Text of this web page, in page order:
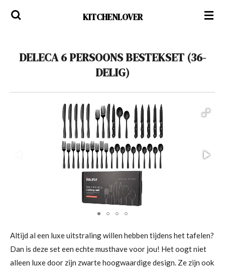
Ga
KITCHENLOVER
DELECA 6 PERSOONS BESTEKSET (36-
DELIG)
Altijd al een luxe uitstraling willen hebben tijdens het tafelen?
Dan is deze set een echte musthave voor jou! Het oogt niet
alleen luxe door zijn zwarte hoogwaardige design. Ze zijn ook